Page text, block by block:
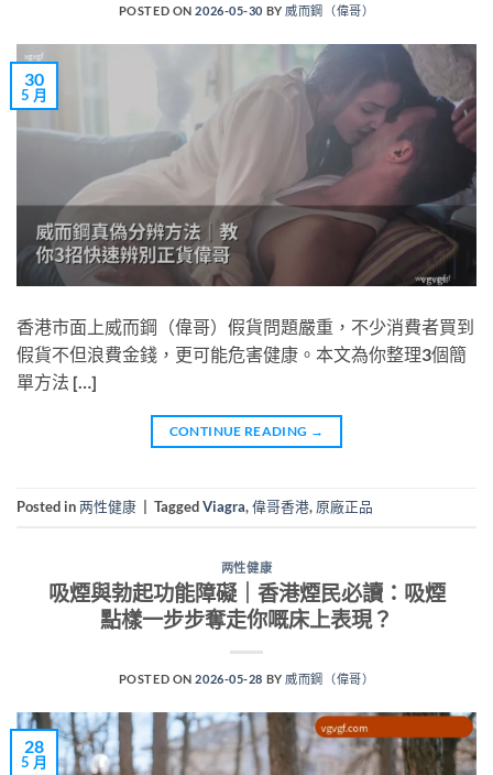
POSTED ON2026-05-30 BY 威而鋼（偉哥）
30
5 月
香港市面上威而鋼（偉哥）假貨問題嚴重，不少消費者買到
假貨不但浪費金錢，更可能危害健康。本文為你整理3個簡
單方法 […]
CONTINUE READING →
Posted in两性健康 TaggedViagra,偉哥香港, 原廠正品
两性健康
吸煙與勃起功能障礙｜香港煙民必讀：吸煙
點樣一步步奪走你嘅床上表現？
POSTED ON2026-05-28 BY 威而鋼（偉哥）
28
5 月